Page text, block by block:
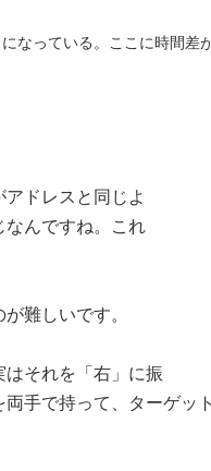
なっている。ここに時間差
ドレスと同じよ
なんですね。これ
難しいです。
それを「右」に振
手で持って、ターゲッ